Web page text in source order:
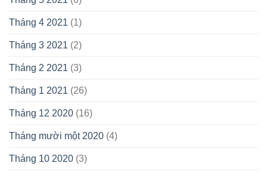
Tháng 4 2021 (1)
Tháng 3 2021 (2)
Tháng 2 2021 (3)
Tháng 1 2021 (26)
Tháng 12 2020 (16)
Tháng mười một 2020 (4)
Tháng 10 2020 (3)